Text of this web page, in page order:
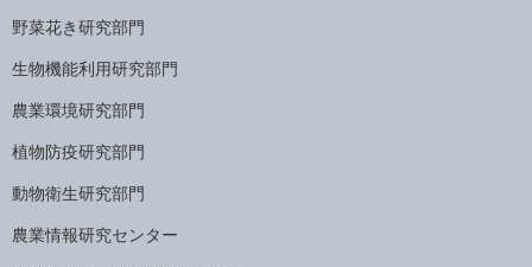
野菜花き研究部門
生物機能利用研究部門
農業環境研究部門
植物防疫研究部門
動物衛生研究部門
農業情報研究センター